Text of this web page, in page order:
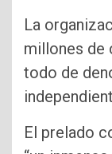
La
millones de
todo de
El prelado